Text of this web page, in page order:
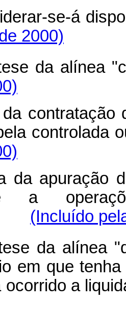
se-á
2000)
da alínea
contratação
pela
da apuração
a
(Incluído
da alínea
em que
ocorrido a